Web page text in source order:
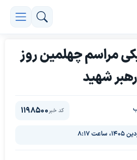
مراسم چهلمین روز
شهید
کد خبر1198500